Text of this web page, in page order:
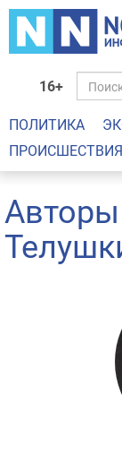
16+
ПОЛИТИКА
ПРОИСШЕСТВИЯ
Авторы